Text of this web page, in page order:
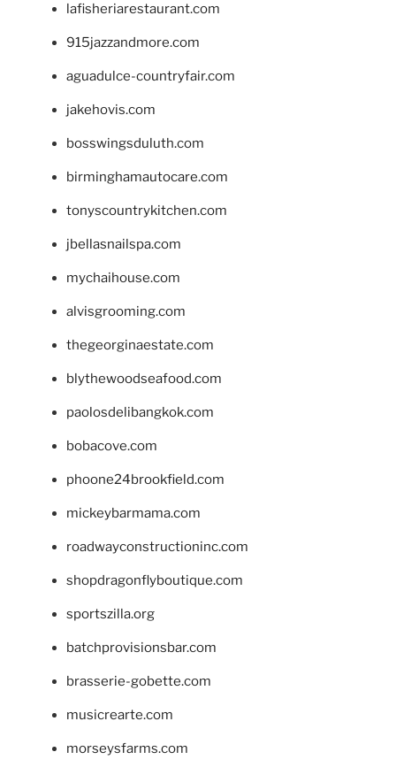
lafisheriarestaurant.com
915jazzandmore.com
aguadulce-countryfair.com
jakehovis.com
bosswingsduluth.com
birminghamautocare.com
tonyscountrykitchen.com
jbellasnailspa.com
mychaihouse.com
alvisgrooming.com
thegeorginaestate.com
blythewoodseafood.com
paolosdelibangkok.com
bobacove.com
phoone24brookfield.com
mickeybarmama.com
roadwayconstructioninc.com
shopdragonflyboutique.com
sportszilla.org
batchprovisionsbar.com
brasserie-gobette.com
musicrearte.com
morseysfarms.com